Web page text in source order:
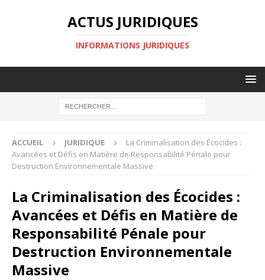
ACTUS JURIDIQUES
INFORMATIONS JURIDIQUES
ACCUEIL JURIDIQUE
La Criminalisation des Écocides :
Avancées et Défis en Matière de Responsabilité Pénale pour
Destruction Environnementale Massive
La Criminalisation des Écocides :
Avancées et Défis en Matière de
Responsabilité Pénale pour
Destruction Environnementale
Massive